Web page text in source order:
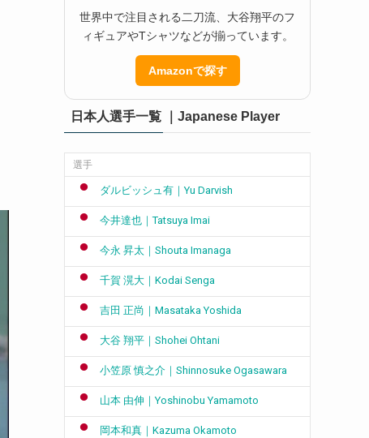
世界中で注目される二刀流、大谷翔平のフ
ィギュアやTシャツなどが揃っています。
Amazonで探す
日本人選手一覧 ｜Japanese Player
選手
ダルビッシュ有｜Yu Darvish
今井達也｜Tatsuya Imai
今永 昇太｜Shouta Imanaga
千賀 滉大｜Kodai Senga
吉田 正尚｜Masataka Yoshida
大谷 翔平｜Shohei Ohtani
小笠原 慎之介｜Shinnosuke Ogasawara
山本 由伸｜Yoshinobu Yamamoto
岡本和真｜Kazuma Okamoto